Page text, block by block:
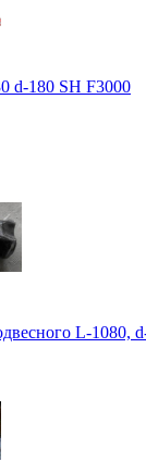
d-180 SH F3000
L-1080,